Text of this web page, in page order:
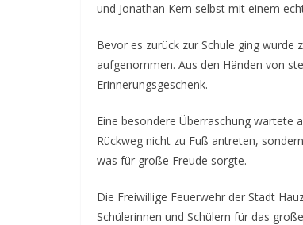
und Jonathan Kern selbst mit einem
Bevor es zurück zur Schule ging
aufgenommen. Aus den Händen von
Erinnerungsgeschenk.
Eine besondere Überraschung wartete
Rückweg nicht zu Fuß antreten,
was für große Freude sorgte.
Die Freiwillige Feuerwehr der Stadt
Schülerinnen und Schülern für das